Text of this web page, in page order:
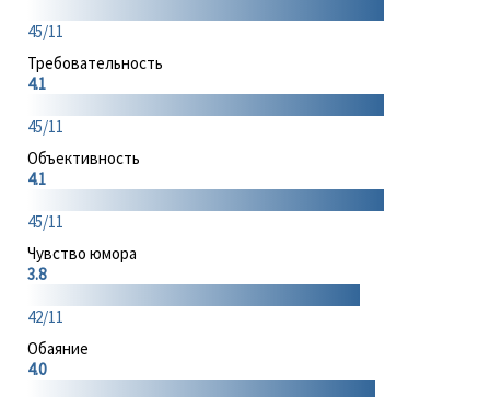
45/11
Требовательность
4.1
45/11
Объективность
4.1
45/11
Чувство юмора
3.8
42/11
Обаяние
4.0